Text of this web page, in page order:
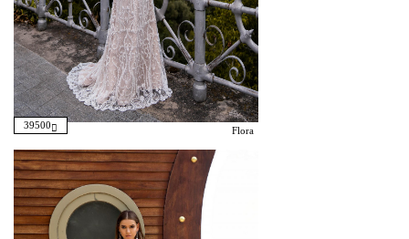
39500 Flora